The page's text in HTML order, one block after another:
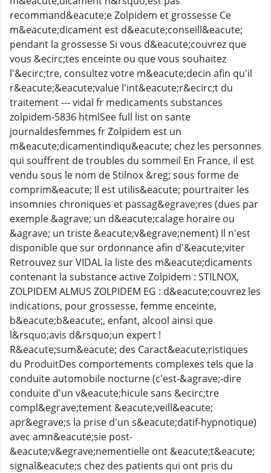
recommand&eacute;e Zolpidem et grossesse Ce
m&eacute;dicament est d&eacute;conseill&eacute;
pendant la grossesse Si vous d&eacute;couvrez que
vous &ecirc;tes enceinte ou que vous souhaitez
l'&ecirc;tre, consultez votre m&eacute;decin afin qu'il
r&eacute;&eacute;value l'int&eacute;r&ecirc;t du
traitement --- vidal fr medicaments substances
zolpidem-5836 htmlSee full list on sante
journaldesfemmes fr Zolpidem est un
m&eacute;dicamentindiqu&eacute; chez les personnes
qui souffrent de troubles du sommeil En France, il est
vendu sous le nom de Stilnox &reg; sous forme de
comprim&eacute; Il est utilis&eacute; pourtraiter les
insomnies chroniques et passag&egrave;res (dues par
exemple &agrave; un d&eacute;calage horaire ou
&agrave; un triste &eacute;v&egrave;nement) Il n'est
disponible que sur ordonnance afin d'&eacute;viter
Retrouvez sur VIDAL la liste des m&eacute;dicaments
contenant la substance active Zolpidem : STILNOX,
ZOLPIDEM ALMUS ZOLPIDEM EG : d&eacute;couvrez les
indications, pour grossesse, femme enceinte,
b&eacute;b&eacute;, enfant, alcool ainsi que
l&rsquo;avis d&rsquo;un expert !
R&eacute;sum&eacute; des Caract&eacute;ristiques
du ProduitDes comportements complexes tels que la
conduite automobile nocturne (c'est-&agrave;-dire
conduite d'un v&eacute;hicule sans &ecirc;tre
compl&egrave;tement &eacute;veill&eacute;
apr&egrave;s la prise d'un s&eacute;datif-hypnotique)
avec amn&eacute;sie post-
&eacute;v&egrave;nementielle ont &eacute;t&eacute;
signal&eacute;s chez des patients qui ont pris du